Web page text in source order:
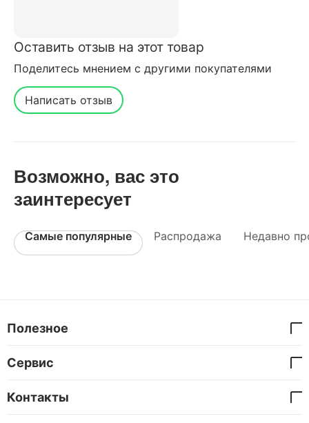
Оставить отзыв на этот товар
Поделитесь мнением с другими покупателями
Написать отзыв
Возможно, вас это
заинтересует
Самые популярные Распродажа Недавно
Полезное
Сервис
Контакты